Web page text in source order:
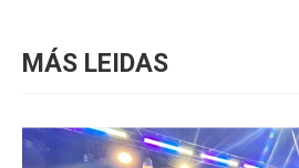
MÁS LEIDAS